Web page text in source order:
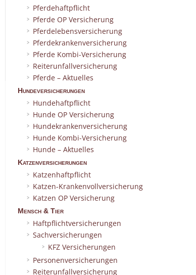
Pferdehaftpflicht
Pferde OP Versicherung
Pferdelebensversicherung
Pferdekrankenversicherung
Pferde Kombi-Versicherung
Reiterunfallversicherung
Pferde – Aktuelles
Hundeversicherungen
Hundehaftpflicht
Hunde OP Versicherung
Hundekrankenversicherung
Hunde Kombi-Versicherung
Hunde – Aktuelles
Katzenversicherungen
Katzenhaftpflicht
Katzen-Krankenvollversicherung
Katzen OP Versicherung
Mensch & Tier
Haftpflichtversicherungen
Sachversicherungen
KFZ Versicherungen
Personenversicherungen
Reiterunfallversicherung